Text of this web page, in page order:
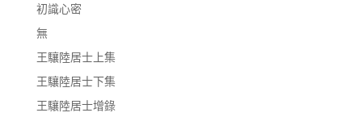
初識心密
無
王驤陸居士上集
王驤陸居士下集
王驤陸居士增錄